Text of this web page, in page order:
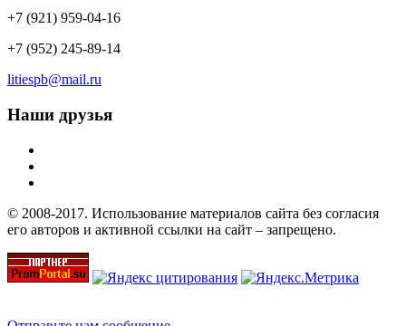
+7 (921) 959-04-16
+7 (952) 245-89-14
litiespb@mail.ru
Наши друзья
© 2008-2017. Использование материалов сайта без согласия
его авторов и активной ссылки на сайт – запрещено.